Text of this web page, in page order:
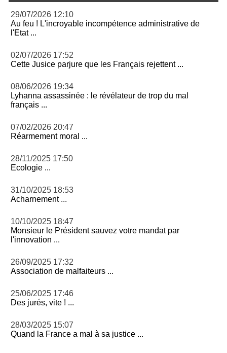
29/07/2026 12:10
Au feu ! L'incroyable incompétence administrative de
l'Etat ...
02/07/2026 17:52
Cette Jusice parjure que les Français rejettent ...
08/06/2026 19:34
Lyhanna assassinée : le révélateur de trop du mal
français ...
07/02/2026 20:47
Réarmement moral ...
28/11/2025 17:50
Ecologie ...
31/10/2025 18:53
Acharnement ...
10/10/2025 18:47
Monsieur le Président sauvez votre mandat par
l'innovation ...
26/09/2025 17:32
Association de malfaiteurs ...
25/06/2025 17:46
Des jurés, vite ! ...
28/03/2025 15:07
Quand la France a mal à sa justice ...